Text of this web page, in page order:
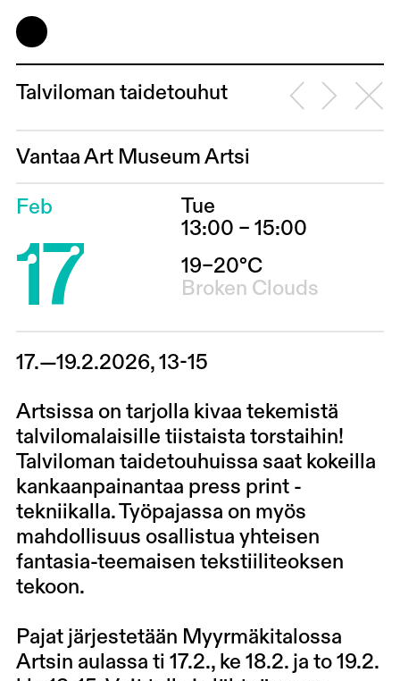
Talviloman taidetouhut
Vantaa Art Museum Artsi
Feb
17
Tue
13:00 – 15:00
19–20°C
Broken Clouds
17.—19.2.2026, 13-15
Artsissa on tarjolla kivaa tekemistä
talvilomalaisille tiistaista torstaihin!
Talviloman taidetouhuissa saat kokeilla
kankaanpainantaa press print -
tekniikalla. Työpajassa on myös
mahdollisuus osallistua yhteisen
fantasia-teemaisen tekstiiliteoksen
tekoon.
Pajat järjestetään Myyrmäkitalossa
Artsin aulassa ti 17.2., ke 18.2. ja to 19.2.